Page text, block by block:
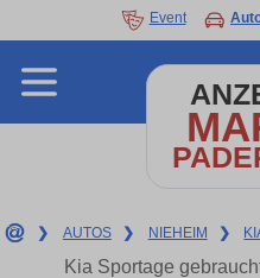
Event
❯ AUTOS ❯ NIEHEIM ❯
Kia Sportage